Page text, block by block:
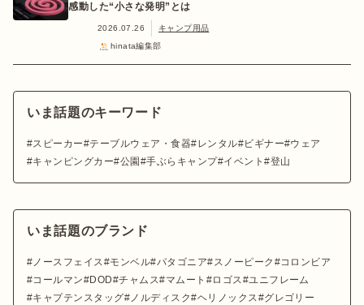
感動した“小さな発明”とは
2026.07.26
キャンプ用品
hinata編集部
いま話題のキーワード
スピーカー テーブルウェア・食器 レンタル ビギナー
ウェア
キャンピングカー 公園 手ぶらキャンプ イベント 登山
いま話題のブランド
ノースフェイス モンベル パタゴニア スノーピーク
コロンビア
コールマン
DOD チャムス マムート ロゴス
ユニフレーム
キャプテンスタッグ
ノルディスク ヘリノックス
グレゴリー